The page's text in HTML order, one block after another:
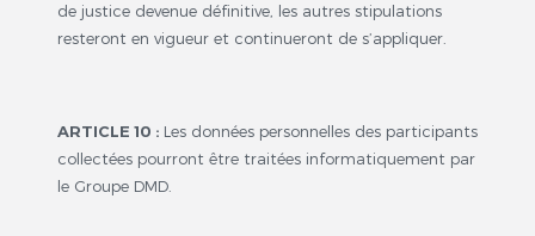
de justice devenue définitive, les autres stipulations
resteront en vigueur et continueront de s’appliquer.
ARTICLE 10 : Les données personnelles des participants
collectées pourront être traitées informatiquement par
le Groupe DMD.